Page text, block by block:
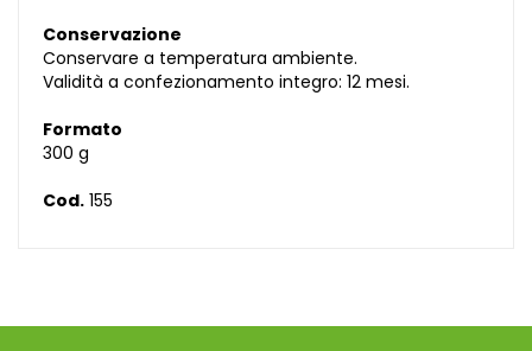
Conservazione
Conservare a temperatura ambiente.
Validità a confezionamento integro: 12 mesi.
Formato
300 g
Cod. 155